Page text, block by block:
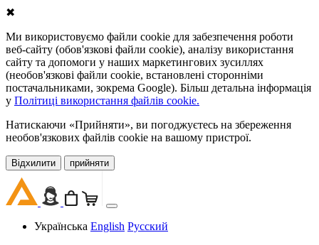
✖
Ми використовуємо файли cookie для забезпечення роботи
веб-сайту (обов'язкові файли cookie), аналізу використання
сайту та допомоги у наших маркетингових зусиллях
(необов'язкові файли cookie, встановлені сторонніми
постачальниками, зокрема Google). Більш детальна інформація
у Політиці використання файлів cookie.
Натискаючи «Прийняти», ви погоджуєтесь на збереження
необов'язкових файлів cookie на вашому пристрої.
Відхилити прийняти
Українська English Русский